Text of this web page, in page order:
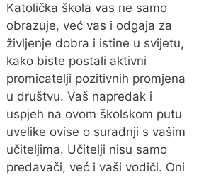
Katolička škola vas ne samo
obrazuje, već vas i odgaja za
življenje dobra i istine u svijetu,
kako biste postali aktivni
promicatelji pozitivnih promjena
u društvu. Vaš napredak i
uspjeh na ovom školskom putu
uvelike ovise o suradnji s vašim
učiteljima. Učitelji nisu samo
predavači, već i vaši vodiči. Oni